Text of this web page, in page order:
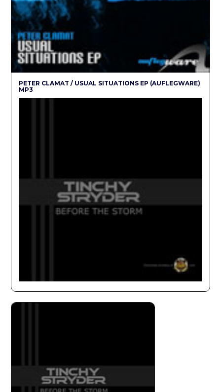
PETER CLAMAT / USUAL SITUATIONS EP (AUFLEGWARE)
MP3